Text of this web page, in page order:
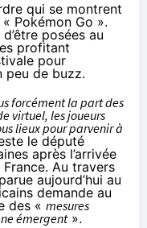
qui se montrent
Pokémon Go ».
posées au
profitant
pour
peu de buzz.
forcément la part des
virtuel, les joueurs
lieux pour parvenir à
le député
après l’arrivée
France. Au travers
aujourd’hui au
demande au
des « mesures
émergent».